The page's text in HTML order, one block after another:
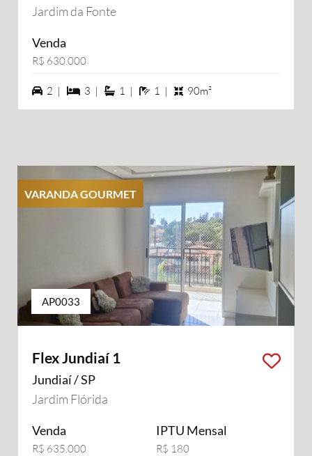
Jardim da Fonte
Venda
R$ 630.000
2 vagas na garagem
2 | 3 dormiórios
3 | 1 suítes
1 | 1 banheiros
1 | 90m²
VARANDA GOURMET
AP0033
Flex Jundiaí 1
Jundiaí / SP
Jardim Flórida
Venda
R$ 635.000
IPTU Mensal
R$ 180